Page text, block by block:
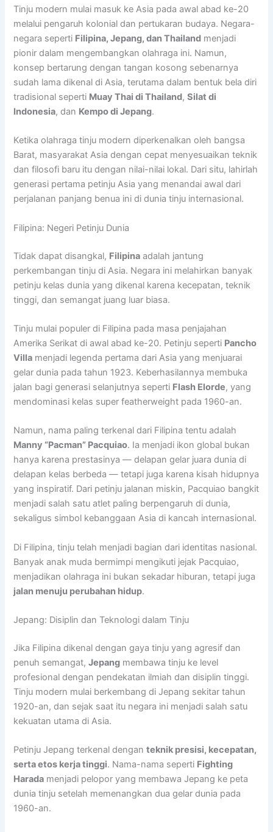
Tinju modern mulai masuk ke Asia pada awal abad ke-20
melalui pengaruh kolonial dan pertukaran budaya. Negara-
negara seperti Filipina, Jepang, dan Thailand menjadi
pionir dalam mengembangkan olahraga ini. Namun,
konsep bertarung dengan tangan kosong sebenarnya
sudah lama dikenal di Asia, terutama dalam bentuk bela diri
tradisional seperti Muay Thai di Thailand,Silat di
Indonesia, dan Kempo di Jepang.
Ketika olahraga tinju modern diperkenalkan oleh bangsa
Barat, masyarakat Asia dengan cepat menyesuaikan teknik
dan filosofi baru itu dengan nilai-nilai lokal. Dari situ, lahirlah
generasi pertama petinju Asia yang menandai awal dari
perjalanan panjang benua ini di dunia tinju internasional.
Filipina: Negeri Petinju Dunia
Tidak dapat disangkal, Filipina adalah jantung
perkembangan tinju di Asia. Negara ini melahirkan banyak
petinju kelas dunia yang dikenal karena kecepatan, teknik
tinggi, dan semangat juang luar biasa.
Tinju mulai populer di Filipina pada masa penjajahan
Amerika Serikat di awal abad ke-20. Petinju seperti Pancho
Villa menjadi legenda pertama dari Asia yang menjuarai
gelar dunia pada tahun 1923. Keberhasilannya membuka
jalan bagi generasi selanjutnya seperti Flash Elorde, yang
mendominasi kelas super featherweight pada 1960-an.
Namun, nama paling terkenal dari Filipina tentu adalah
Manny “Pacman” Pacquiao. Ia menjadi ikon global bukan
hanya karena prestasinya — delapan gelar juara dunia di
delapan kelas berbeda — tetapi juga karena kisah hidupnya
yang inspiratif. Dari petinju jalanan miskin, Pacquiao bangkit
menjadi salah satu atlet paling berpengaruh di dunia,
sekaligus simbol kebanggaan Asia di kancah internasional.
Di Filipina, tinju telah menjadi bagian dari identitas nasional.
Banyak anak muda bermimpi mengikuti jejak Pacquiao,
menjadikan olahraga ini bukan sekadar hiburan, tetapi juga
jalan menuju perubahan hidup.
Jepang: Disiplin dan Teknologi dalam Tinju
Jika Filipina dikenal dengan gaya tinju yang agresif dan
penuh semangat,Jepang membawa tinju ke level
profesional dengan pendekatan ilmiah dan disiplin tinggi.
Tinju modern mulai berkembang di Jepang sekitar tahun
1920-an, dan sejak saat itu negara ini menjadi salah satu
kekuatan utama di Asia.
Petinju Jepang terkenal denganteknik presisi, kecepatan,
serta etos kerja tinggi. Nama-nama seperti Fighting
Harada menjadi pelopor yang membawa Jepang ke peta
dunia tinju setelah memenangkan dua gelar dunia pada
1960-an.